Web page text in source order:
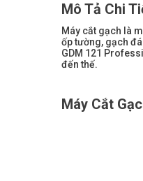
Mô Tả Chi
Máy cắt gạch là
ốp tường, gạch
GDM 121
đến thế.
Máy Cắt